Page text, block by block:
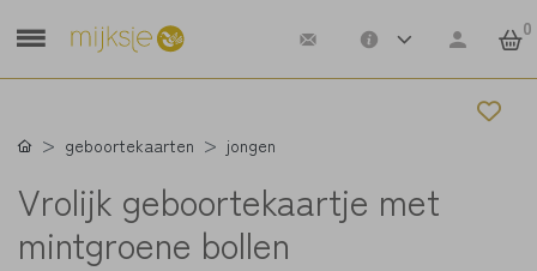
0
geboortekaarten jongen
Vrolijk geboortekaartje met
mintgroene bollen